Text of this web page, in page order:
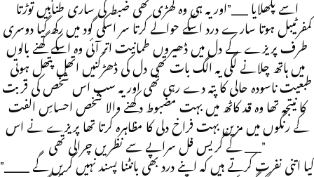
اسے پگھلایا __”اور یہ ہی وہ گھڑی تھی ضبط کی ساری طنابیں توڑتا
کمفرٹیبل ہوتا سارے درد اسکے حوالے کرتا سر اسکی گود میں رکھ گیا دوسری
طرف پریزے کے دل میں ڈھیروں طمانیت اتر آئی وہ اسکے گھنے بالوں
میں ہاتھ چلانے لگی یہ الگ بات تھی دل کی ڈھڑکنیں اتھل پتھل ہوتی
طبعیت ناسودہ حالی کا پتہ دے رہی تھی اور یہ سب اس شخص کی قربت
کا نیتجہ تھا وہ قد کاٹھ میں بہت مضبوط دکھنے والا شخص احساسِ الفت
کے رنگوں میں مزین بہت فراخ دلی کا مظاہرہ کرتا تھا پریزے نے اس
کے گریس فل سراپے سے نظریں چرالی تھی __”
کیا اتنی نفرت کرتے ہیں کہ اپنے درد بھی بانٹنا پسند نہیں کریں گے ___”